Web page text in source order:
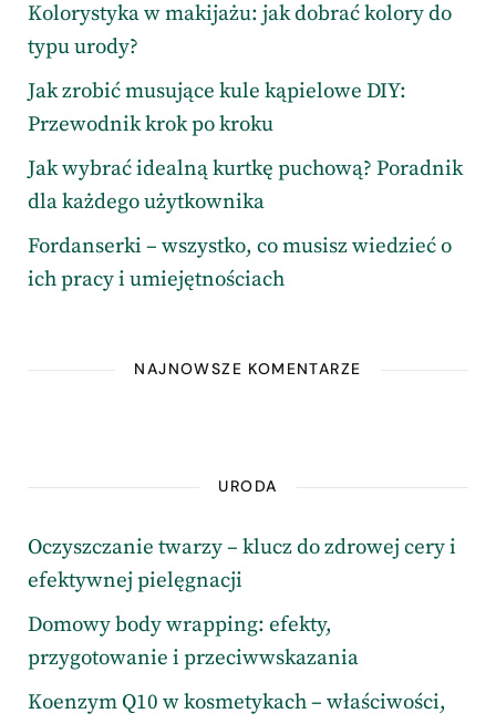
Kolorystyka w makijażu: jak dobrać kolory do
typu urody?
Jak zrobić musujące kule kąpielowe DIY:
Przewodnik krok po kroku
Jak wybrać idealną kurtkę puchową? Poradnik
dla każdego użytkownika
Fordanserki – wszystko, co musisz wiedzieć o
ich pracy i umiejętnościach
NAJNOWSZE KOMENTARZE
URODA
Oczyszczanie twarzy – klucz do zdrowej cery i
efektywnej pielęgnacji
Domowy body wrapping: efekty,
przygotowanie i przeciwwskazania
Koenzym Q10 w kosmetykach – właściwości,